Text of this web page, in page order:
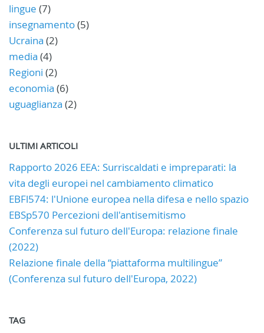
lingue (7)
insegnamento(5)
Ucraina (2)
media (4)
Regioni (2)
economia (6)
uguaglianza (2)
ULTIMI ARTICOLI
Rapporto 2026 EEA: Surriscaldati e impreparati: la
vita degli europei nel cambiamento climatico
EBFl574: l'Unione europea nella difesa e nello spazio
EBSp570 Percezioni dell'antisemitismo
Conferenza sul futuro dell'Europa: relazione finale
(2022)
Relazione finale della “piattaforma multilingue”
(Conferenza sul futuro dell'Europa, 2022)
TAG